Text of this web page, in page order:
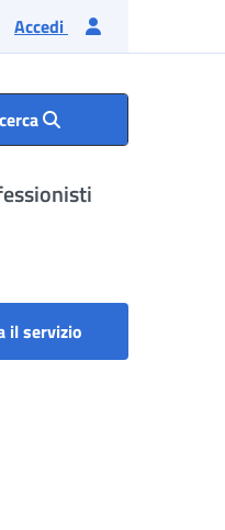
italiana
Accedi
il servizio